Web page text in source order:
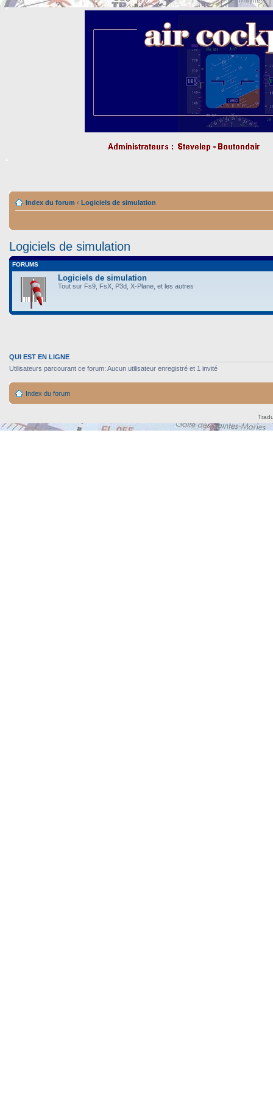
Index du forum ‹ Logiciels de simulation
Logiciels de simulation
FORUMS
Logiciels de simulation
Tout sur Fs9, FsX, P3d, X-Plane, et les autres
QUI EST EN LIGNE
Utilisateurs parcourant ce forum: Aucun utilisateur enregistré et 1 invité
Index du forum